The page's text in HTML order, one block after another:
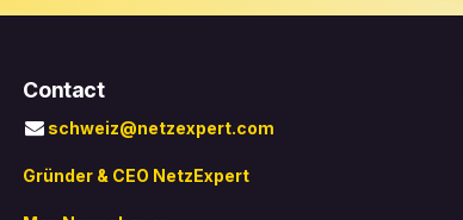
Contact
schweiz@netzexpert.com
Gründer & CEO NetzExpert